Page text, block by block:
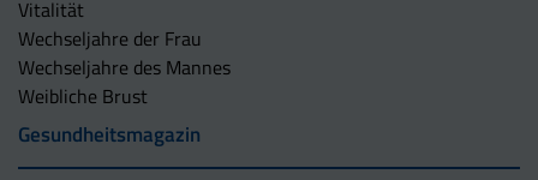
Vitalität
Wechseljahre der Frau
Wechseljahre des Mannes
Weibliche Brust
Gesundheitsmagazin